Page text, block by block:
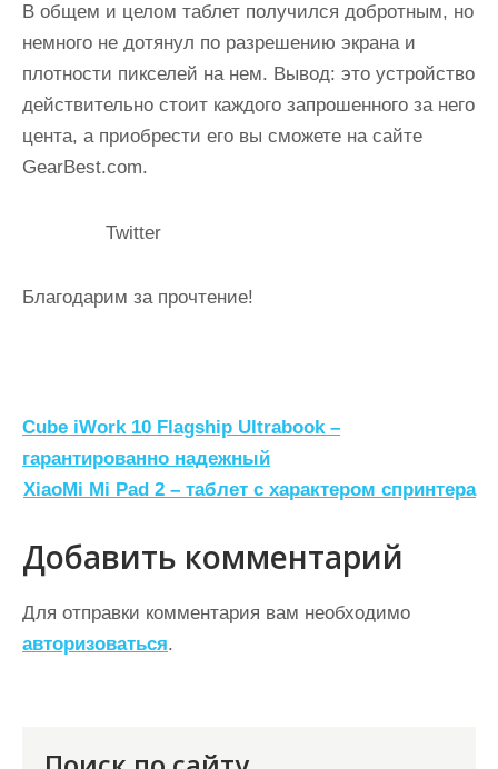
В общем и целом таблет получился добротным, но
немного не дотянул по разрешению экрана и
плотности пикселей на нем. Вывод: это устройство
действительно стоит каждого запрошенного за него
цента, а приобрести его вы сможете на сайте
GearBest.com.
Twitter
Благодарим за прочтение!
Н
а
в
и
г
а
ц
Cube iWork 10 Flagship Ultrabook –
гарантированно надежный
XiaoMi Mi Pad 2 – таблет с характером спринтера
Добавить комментарий
Для отправки комментария вам необходимо
авторизоваться.